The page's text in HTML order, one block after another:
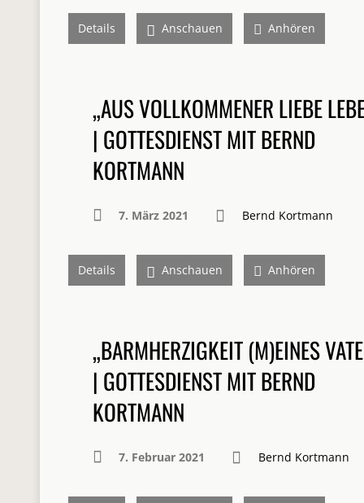
Details Anschauen Anhören
„AUS VOLLKOMMENER LIEBE
| GOTTESDIENST MIT BERND
KORTMANN
7. März 2021 Bernd Kortmann
Details Anschauen Anhören
„BARMHERZIGKEIT (M)EINES
| GOTTESDIENST MIT BERND
KORTMANN
7. Februar 2021 Bernd Kortmann